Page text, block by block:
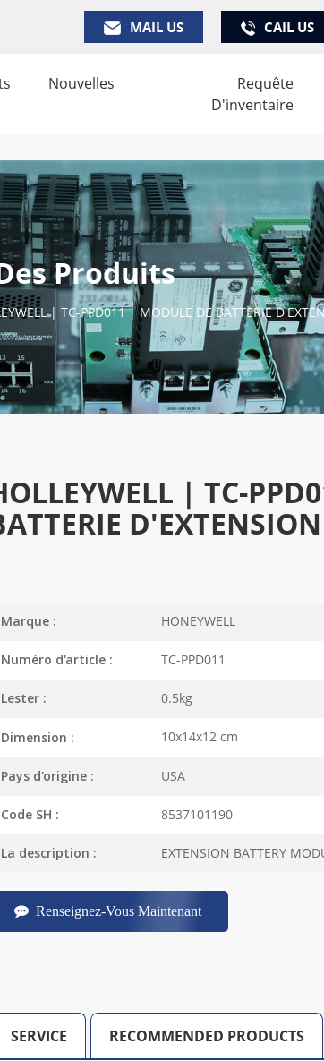
MAIL US CAIL US
Nouvelles
Requête
D'inventaire
Produits
| TC-PPD011 | MODULE DE BATTERIE
| TC-
D'EXTENSION
Marque : HONEYWELL
Numéro d'article : TC-PPD011
Lester : 0.5kg
Dimension : 10x14x12 cm
Pays d'origine : USA
Code SH : 8537101190
La description : EXTENSION BATTERY
Renseignez-Vous Maintenant
SERVICE RECOMMENDED PRODUCTS